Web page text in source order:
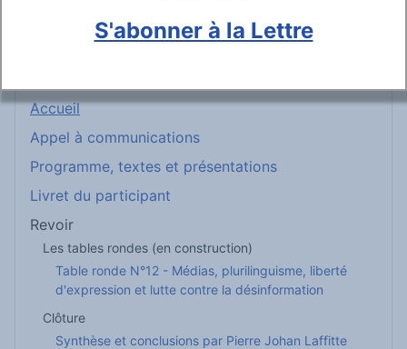
Accueil
Appel à communications
Programme, textes et présentations
Livret du participant
Revoir
Les tables rondes (en construction)
Table ronde N°12 - Médias, plurilinguisme, liberté
d'expression et lutte contre la désinformation
Clôture
Synthèse et conclusions par Pierre Johan Laffitte
La Lettre de l'OEPS'abonner à la Lettre